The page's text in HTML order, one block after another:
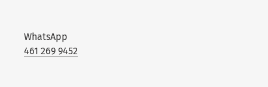
WhatsApp
461 269 9452